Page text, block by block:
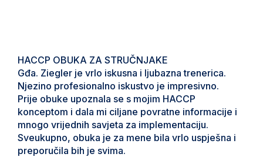
HACCP OBUKA ZA STRUČNJAKE
Gđa. Ziegler je vrlo iskusna i ljubazna trenerica.
Njezino profesionalno iskustvo je impresivno.
Prije obuke upoznala se s mojim HACCP
konceptom i dala mi ciljane povratne informacije i
mnogo vrijednih savjeta za implementaciju.
Sveukupno, obuka je za mene bila vrlo uspješna i
preporučila bih je svima.